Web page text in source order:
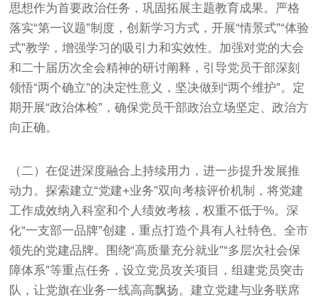
思想作为首要政治任务，巩固拓展主题教育成果。严格
落实“第一议题”制度，创新学习方式，开展“情景式”“体验
式”教学，增强学习的吸引力和实效性。加强对党的大会
和二十届历次全会精神的研讨阐释，引导党员干部深刻
领悟“两个确立”的决定性意义，坚决做到“两个维护”。定
期开展“政治体检”，确保党员干部政治立场坚定、政治方
向正确。
（二）在促进深度融合上持续用力，进一步提升发展推
动力。探索建立“党建+业务”双向考核评价机制，将党建
工作成效纳入科室和个人绩效考核，权重不低于%。深
化“一支部一品牌”创建，重点打造个具有人社特色、全市
领先的党建品牌。围绕“高质量充分就业”“多层次社会保
障体系”等重点任务，设立党员攻关项目，组建党员突击
队，让党旗在业务一线高高飘扬。建立党建与业务联席